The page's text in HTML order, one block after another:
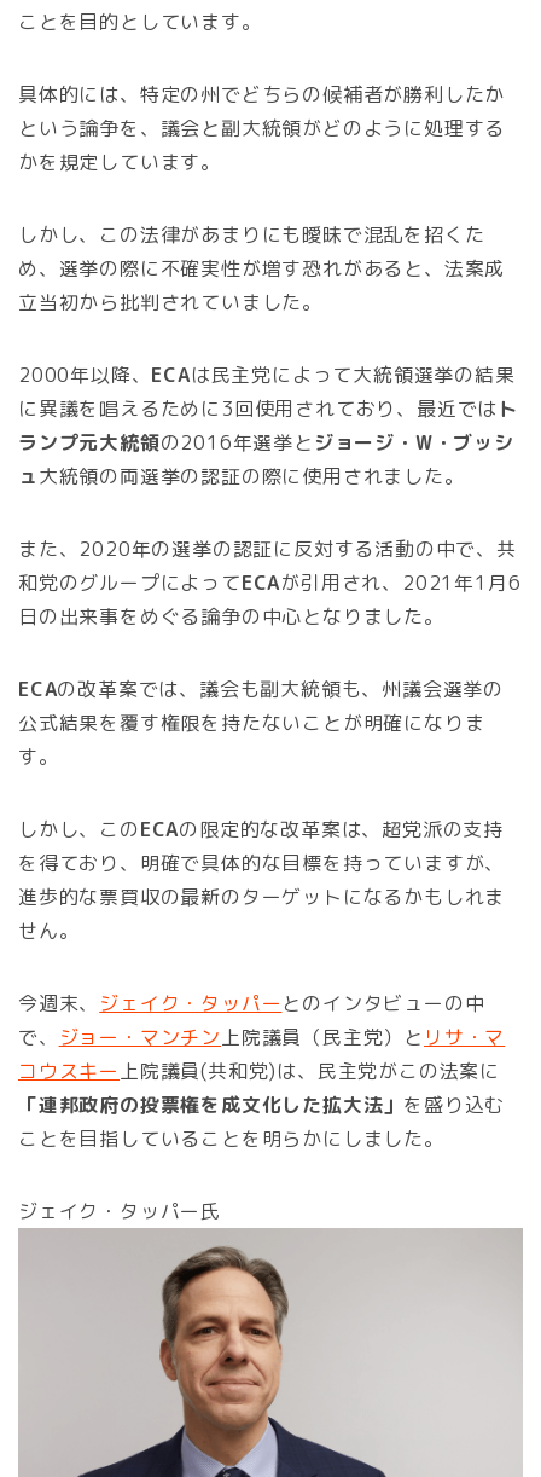
ことを目的としています。
具体的には、特定の州でどちらの候補者が勝利したか
という論争を、議会と副大統領がどのように処理する
かを規定しています。
しかし、この法律があまりにも曖昧で混乱を招くた
め、選挙の際に不確実性が増す恐れがあると、法案成
立当初から批判されていました。
2000年以降、 ECAは民主党によって大統領選挙の結果
に異議を唱えるために3回使用されており、最近ではト
ランプ元大統領の2016年選挙と ジョージ・W・ブッシ
ュ大統領の両選挙の認証の際に使用されました。
また、2020年の選挙の認証に反対する活動の中で、共
和党のグループによってECAが引用され、2021年1月6
日の出来事をめぐる論争の中心となりました。
ECAの改革案では、議会も副大統領も、州議会選挙の
公式結果を覆す権限を持たないことが明確になりま
す。
しかし、このECAの限定的な改革案は、超党派の支持
を得ており、明確で具体的な目標を持っていますが、
進歩的な票買収の最新のターゲットになるかもしれま
せん。
今週末、 ジェイク・タッパー とのインタビューの中
で、
ジョー・マンチン 上院議員（民主党）と リサ・マ
コウスキー 上院議員(共和党)は、民主党がこの法案に
「連邦政府の投票権を成文化した拡大法」 を盛り込む
ことを目指していることを明らかにしました。
ジェイク・タッパー氏